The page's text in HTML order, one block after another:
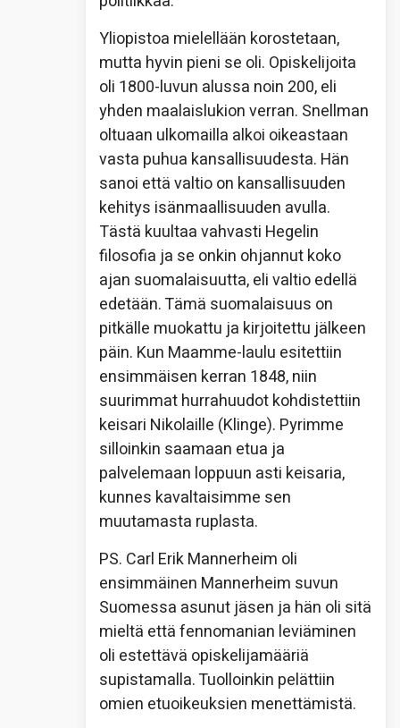
Yliopistoa mielellään korostetaan,
mutta hyvin pieni se oli. Opiskelijoita
oli 1800-luvun alussa noin 200, eli
yhden maalaislukion verran. Snellman
oltuaan ulkomailla alkoi oikeastaan
vasta puhua kansallisuudesta. Hän
sanoi että valtio on kansallisuuden
kehitys isänmaallisuuden avulla.
Tästä kuultaa vahvasti Hegelin
filosofia ja se onkin ohjannut koko
ajan suomalaisuutta, eli valtio edellä
edetään. Tämä suomalaisuus on
pitkälle muokattu ja kirjoitettu jälkeen
päin. Kun Maamme-laulu esitettiin
ensimmäisen kerran 1848, niin
suurimmat hurrahuudot kohdistettiin
keisari Nikolaille (Klinge). Pyrimme
silloinkin saamaan etua ja
palvelemaan loppuun asti keisaria,
kunnes kavaltaisimme sen
muutamasta ruplasta.
PS. Carl Erik Mannerheim oli
ensimmäinen Mannerheim suvun
Suomessa asunut jäsen ja hän oli sitä
mieltä että fennomanian leviäminen
oli estettävä opiskelijamääriä
supistamalla. Tuolloinkin pelättiin
omien etuoikeuksien menettämistä.